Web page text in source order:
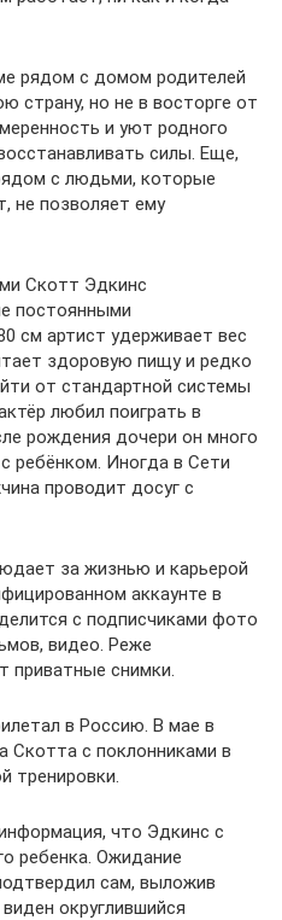
рядом с домом родителей
страну, но не в восторге от
и уют родного
силы. Еще,
с людьми, которые
не позволяет ему
Скотт Эдкинс
постоянными
см артист удерживает вес
здоровую пищу и редко
от стандартной системы
любил поиграть в
рождения дочери он много
ребёнком. Иногда в Сети
проводит досуг с
за жизнью и карьерой
аккаунте в
с подписчиками фото
видео. Реже
приватные снимки.
в Россию. В мае в
Скотта с поклонниками в
тренировки.
что Эдкинс с
ребенка. Ожидание
сам, выложив
округлившийся